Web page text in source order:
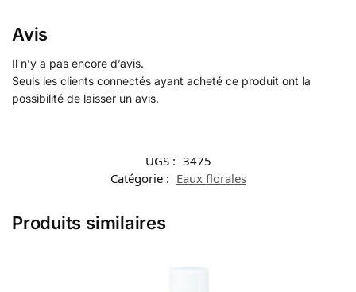
Avis
Il n’y a pas encore d’avis.
Seuls les clients connectés ayant acheté ce produit ont la
possibilité de laisser un avis.
UGS : 3475
Catégorie : Eaux florales
Produits similaires